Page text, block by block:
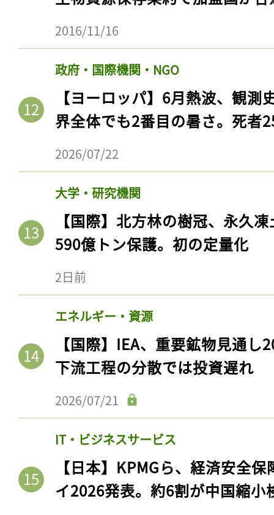
2016/11/16
政府・国際機関・NGO
【ヨーロッパ】6月熱波、観
界全体でも2番目の暑さ。死者
2026/07/22
大学・研究機関
【国際】北方林の樹冠、永久
590億トン保護。初の定量化
2日前
エネルギー・資源
【国際】IEA、重要鉱物見通
下流工程の分散では投資遅れ
2026/07/21
IT・ビジネスサービス
【日本】KPMGら、経済安全
イ2026発表。約6割が中国縮小